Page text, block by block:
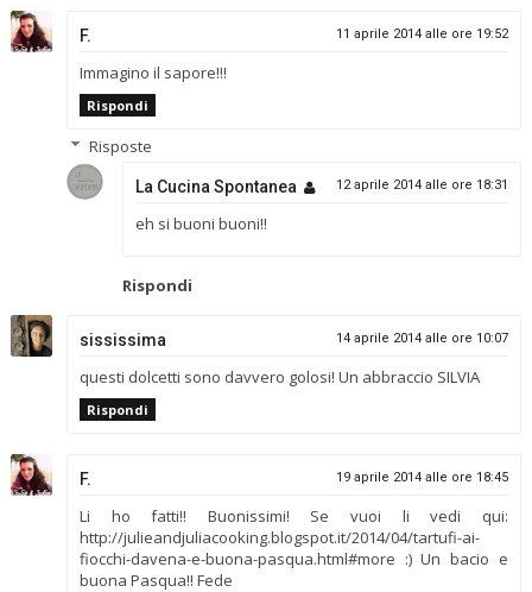
F. 11 aprile 2014 alle ore 19:52
Immagino il sapore!!!
Rispondi
Risposte
La Cucina Spontanea 12 aprile 2014 alle ore 18:31
eh si buoni buoni!!
Rispondi
sississima 14 aprile 2014 alle ore 10:07
questi dolcetti sono davvero golosi! Un abbraccio SILVIA
Rispondi
F. 19 aprile 2014 alle ore 18:45
Li ho fatti!! Buonissimi! Se vuoi li vedi qui:
http://julieandjuliacooking.blogspot.it/2014/04/tartufi-ai-
fiocchi-davena-e-buona-pasqua.html#more :) Un bacio e
buona Pasqua!! Fede